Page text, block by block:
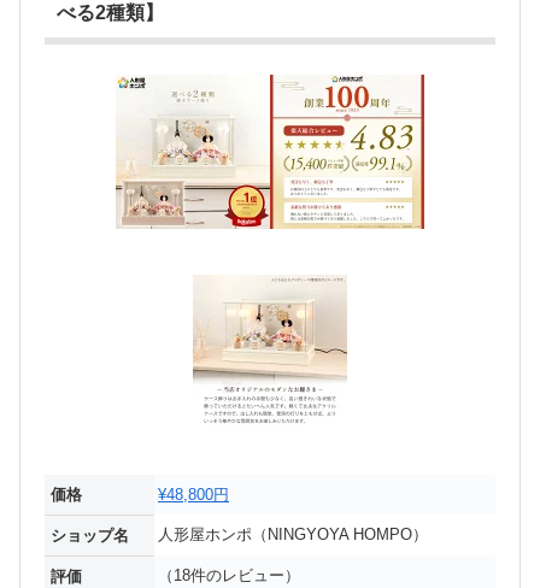
べる2種類】
価格 ¥48,800円
ショップ名 人形屋ホンポ（NINGYOYA HOMPO）
評価 （18件のレビュー）